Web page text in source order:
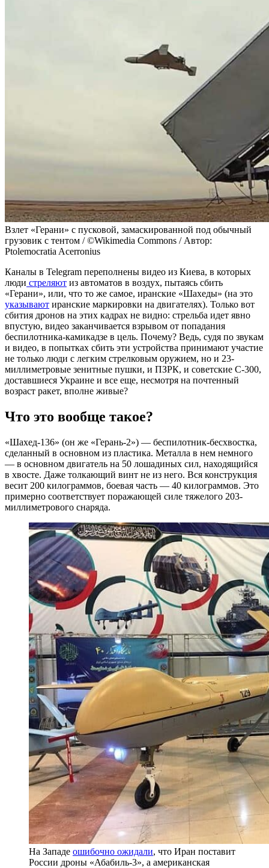
Взлет «Герани» с пусковой, замаскированной под обычный
грузовик с тентом / ©Wikimedia Commons / Автор:
Ptolemocratia Acerronius
Каналы в Telegram переполнены видео из Киева, в которых
люди стреляют из автоматов в воздух, пытаясь сбить
«Герани», или, что то же самое, иранские «Шахеды» (на это
указывают иранские маркировки на двигателях). Только вот
сбития дронов на этих кадрах не видно: стрельба идет явно
впустую, видео заканчивается взрывом от попадания
беспилотника-камикадзе в цель. Почему? Ведь, судя по звукам
и видео, в попытках сбить эти устройства принимают участие
не только люди с легким стрелковым оружием, но и 23-
миллиметровые зенитные пушки, и ПЗРК, и советские С-300,
доставшиеся Украине и все еще, несмотря на почтенный
возраст ракет, вполне живые?
Что это вообще такое?
«Шахед-136» (он же «Герань-2») — беспилотник-бесхвостка,
сделанный в основном из пластика. Металла в нем немного
— в основном двигатель на 50 лошадиных сил, находящийся
в хвосте. Даже толкающий винт не из него. Вся конструкция
весит 200 килограммов, боевая часть — 40 килограммов. Это
примерно соответствует поражающей силе тяжелого 203-
миллиметрового снаряда.
На Западе ошибочно ожидали, что Иран поставит
России дроны «Абабиль-3», а американская